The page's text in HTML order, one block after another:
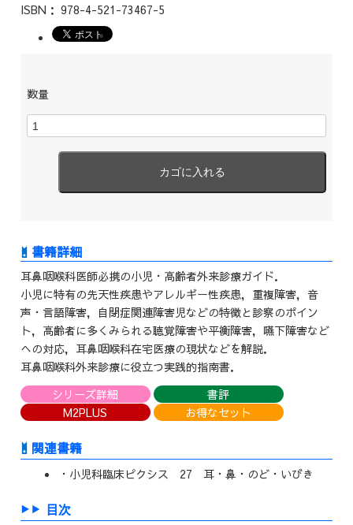
ISBN： 978-4-521-73467-5
数量
耳鼻咽喉科医師必携の小児・高齢者外来診療ガイド．
小児に特有の先天性疾患やアレルギー性疾患，重複障害，音
声・言語障害，自閉症関連障害児などの特徴と診察のポイン
ト，高齢者に多くみられる聴覚障害や平衡障害，嚥下障害など
への対応，耳鼻咽喉科在宅医療の現状などを解説．
耳鼻咽喉科外来診療に役立つ実践的指南書．
シリーズ詳細
書評
M2PLUS
お得なセット
関連書籍
・小児科臨床ピクシス 27 耳・鼻・のど・いびき
目次